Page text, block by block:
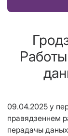
09.04.2025 у
правядзеннем
перадачы